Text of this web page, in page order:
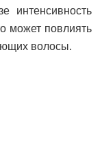
интенсивность
может повлиять
волосы.